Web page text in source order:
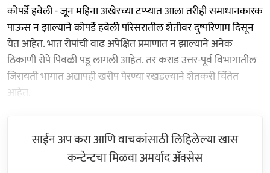
कोपर्डे हवेली - जून महिना अखेरच्या टप्प्यात आला तरीही समाधानकारक
पाऊस न झाल्याने कोपर्डे हवेली परिसरातील शेतीवर दुष्परिणाम दिसून
येत आहेत. भात रोपांची वाढ अपेक्षित प्रमाणात न झाल्याने अनेक
ठिकाणी रोपे पिवळी पडू लागली आहेत. तर कराड उत्तर-पूर्व विभागातील
जिरायती भागात अद्यापही खरीप पेरण्या रखडल्याने शेतकरी चिंतेत
आहेत.
साईन अप करा आणि वाचकांसाठी लिहिलेल्या खास
कन्टेन्टचा मिळवा अमर्याद ॲक्सेस